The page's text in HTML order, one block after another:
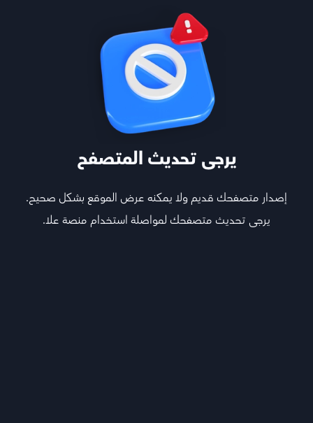
يرجى تحديث المتصفح
إصدار متصفحك قديم ولا يمكنه عرض الموقع بشكل صحيح.
يرجى تحديث متصفحك لمواصلة استخدام منصة علا.